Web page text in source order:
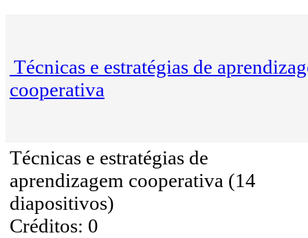
Técnicas e estratégias de
cooperativa
Técnicas e estratégias de
aprendizagem cooperativa (14
diapositivos)
Créditos: 0